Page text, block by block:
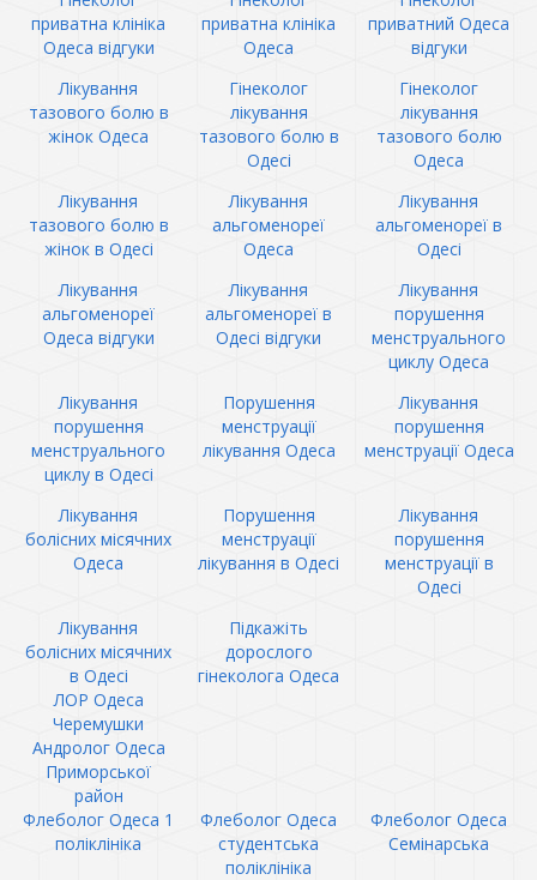
приватна клініка
Одеса відгуки
приватна клініка
Одеса
приватний Одеса
відгуки
Лікування
тазового болю в
жінок Одеса
Гінеколог
лікування
тазового болю в
Одесі
Гінеколог
лікування
тазового болю
Одеса
Лікування
тазового болю в
жінок в Одесі
Лікування
альгоменореї
Одеса
Лікування
альгоменореї в
Одесі
Лікування
альгоменореї
Одеса відгуки
Лікування
альгоменореї в
Одесі відгуки
Лікування
порушення
менструального
циклу Одеса
Лікування
порушення
менструального
циклу в Одесі
Порушення
менструації
лікування Одеса
Лікування
порушення
менструації Одеса
Лікування
болісних місячних
Одеса
Порушення
менструації
лікування в Одесі
Лікування
порушення
менструації в
Одесі
Лікування
болісних місячних
в Одесі
Підкажіть
дорослого
гінеколога Одеса
ЛОР Одеса
Черемушки
Андролог Одеса
Приморської
район
Флеболог Одеса 1
поліклініка
Флеболог Одеса
студентська
поліклініка
Флеболог Одеса
Семінарська